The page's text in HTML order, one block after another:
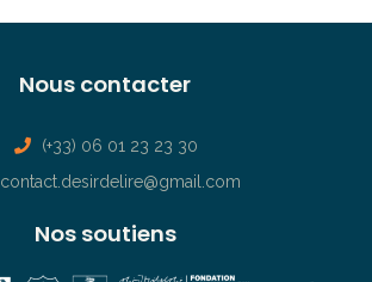
Nos soutiens
Nous contacter
(+33) 06 01 23 23 30
contact.desirdelire@gmail.com